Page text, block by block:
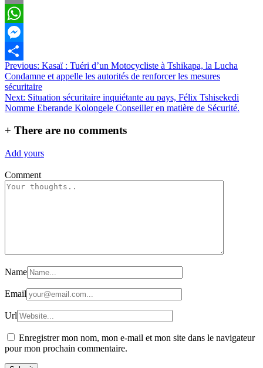
Email
WhatsApp
Messenger
Partager
Navigation
de
l’article
Previous: Kasaï : Tuéri d’un Motocycliste à Tshikapa, la Lucha
Condamne et appelle les autorités de renforcer les mesures
sécuritaire
Next: Situation sécuritaire inquiétante au pays, Félix Tshisekedi
Nomme Eberande Kolongele Conseiller en matière de Sécurité.
+ There are no comments
Add yours
Comment
Name
Email
Url
Enregistrer mon nom, mon e-mail et mon site dans le navigateur
pour mon prochain commentaire.